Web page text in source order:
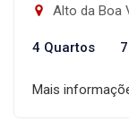
Alto da Boa
4 Quartos
Mais